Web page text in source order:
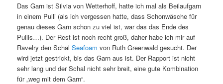
Das Garn ist Silvia von Wetterhoff, hatte ich mal als Beilaufgarn
in einem Pulli (als ich vergessen hatte, dass Schonwäsche für
genau dieses Garn schon zu viel ist, war das das Ende des
Pullis…). Der Rest ist noch recht groß, daher habe ich mir auf
Ravelry den SchalSeafoam von Ruth Greenwald gesucht. Der
wird jetzt gestrickt, bis das Garn aus ist. Der Rapport ist nicht
sehr lang und der Schal nicht sehr breit, eine gute Kombination
für „weg mit dem Garn“.